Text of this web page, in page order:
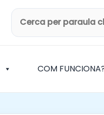
Cerca productes
COM